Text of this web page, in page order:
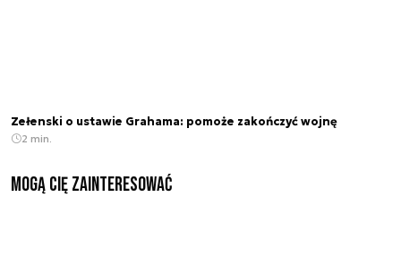
Zełenski o ustawie Grahama: pomoże zakończyć wojnę
2 min.
Mogą Cię zainteresować